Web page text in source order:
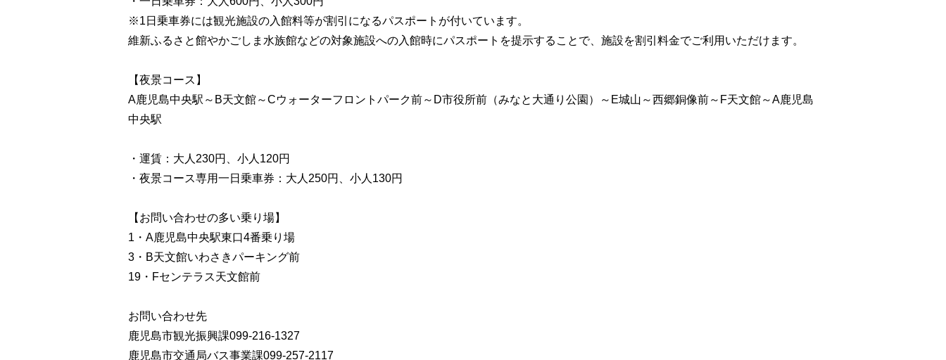
※1日乗車券には観光施設の入館料等が割引になるパスポートが付いています。
維新ふるさと館やかごしま水族館などの対象施設への入館時にパスポートを提示することで、施設を割引料金でご利用いただけます。
【夜景コース】
A鹿児島中央駅～B天文館～Cウォーターフロントパーク前～D市役所前（みなと大通り公園）～E城山～西郷銅像前～F天文館～A鹿児島
中央駅
・運賃：大人230円、小人120円
・夜景コース専用一日乗車券：大人250円、小人130円
【お問い合わせの多い乗り場】
1・A鹿児島中央駅東口4番乗り場
3・B天文館いわさきパーキング前
19・Fセンテラス天文館前
お問い合わせ先
鹿児島市観光振興課099-216-1327
鹿児島市交通局バス事業課099-257-2117